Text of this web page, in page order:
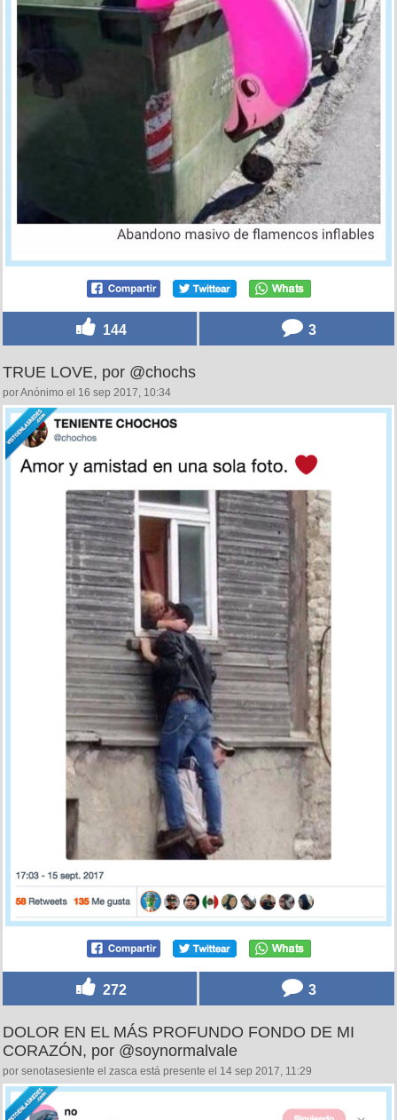
144 3
TRUE LOVE, por @chochs
por Anónimo el 16 sep 2017, 10:34
272 3
DOLOR EN EL MÁS PROFUNDO FONDO DE MI
CORAZÓN, por @soynormalvale
por senotasesiente el zasca está presente el 14 sep 2017, 11:29